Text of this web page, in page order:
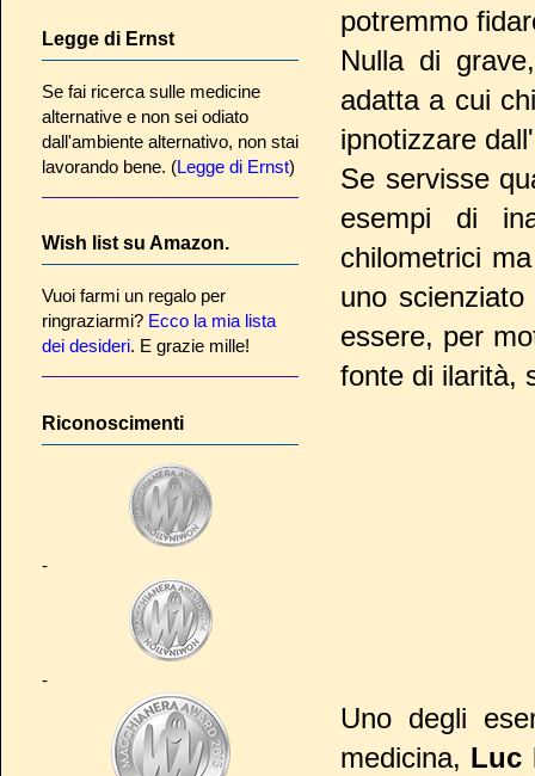
potremmo
Nulla di
adatta a cui
ipnotizzare
Se servisse
esempi di
chilometrici
uno
essere, per
fonte di ilarità,
Uno degli
medicina, Luc
Legge di Ernst
Se fai ricerca sulle medicine
alternative e non sei odiato
dall'ambiente alternativo, non stai
lavorando bene. (Legge di Ernst)
Wish list su Amazon.
Vuoi farmi un regalo per
ringraziarmi? Ecco la mia lista
dei desideri. E grazie mille!
Riconoscimenti
-
-